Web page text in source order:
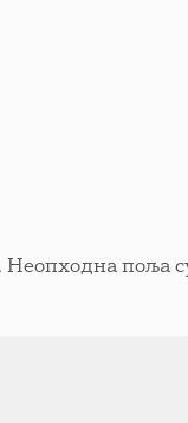
Неопходна поља